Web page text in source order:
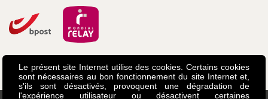
Le présent site Internet utilise des cookies. Certains cookies
sont nécessaires au bon fonctionnement du site Internet et,
s'ils sont désactivés, provoquent une dégradation de
l'expérience utilisateur ou désactivent certaines